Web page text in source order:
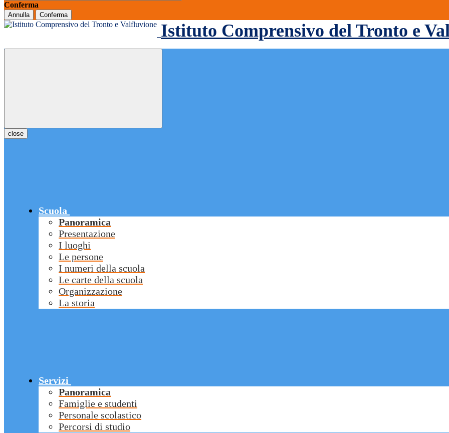
Conferma
Annulla Conferma
Istituto Comprensivo del Tronto e
close
Scuola
Panoramica
Presentazione
I luoghi
Le persone
I numeri della scuola
Le carte della scuola
Organizzazione
La storia
Servizi
Panoramica
Famiglie e studenti
Personale scolastico
Percorsi di studio